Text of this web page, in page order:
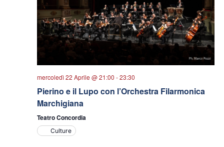
mercoledì 22 Aprile @ 21:00 -23:30
Pierino e il Lupo con l’Orchestra Filarmonica
Marchigiana
Teatro Concordia
Culture